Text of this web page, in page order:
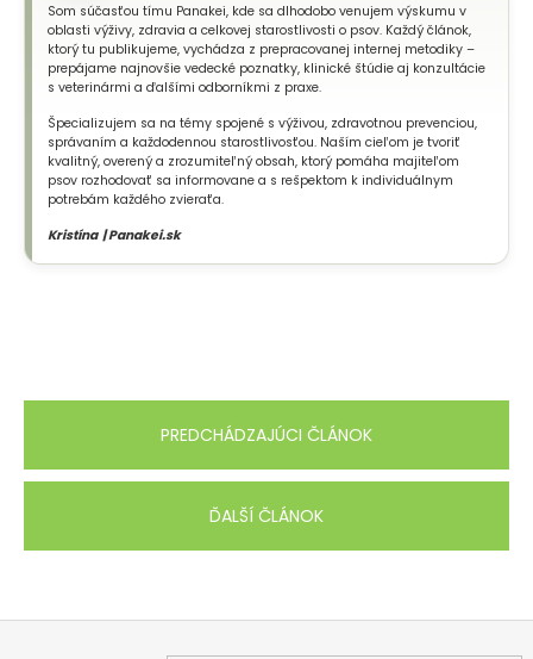
Som súčasťou tímu Panakei, kde sa dlhodobo venujem výskumu v
oblasti výživy, zdravia a celkovej starostlivosti o psov. Každý článok,
ktorý tu publikujeme, vychádza z prepracovanej internej metodiky –
prepájame najnovšie vedecké poznatky, klinické štúdie aj konzultácie
s veterinármi a ďalšími odborníkmi z praxe.
Špecializujem sa na témy spojené s výživou, zdravotnou prevenciou,
správaním a každodennou starostlivosťou. Naším cieľom je tvoriť
kvalitný, overený a zrozumiteľný obsah, ktorý pomáha majiteľom
psov rozhodovať sa informovane a s rešpektom k individuálnym
potrebám každého zvieraťa.
Kristína | Panakei.sk
PREDCHÁDZAJÚCI ČLÁNOK
ĎALŠÍ ČLÁNOK
Z